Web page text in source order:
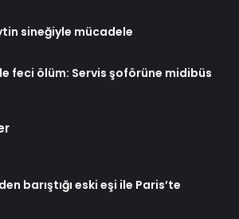
sineğiyle mücadele
feci ölüm: Servis şoförüne midibüs
barıştığı eski eşi ile Paris’te